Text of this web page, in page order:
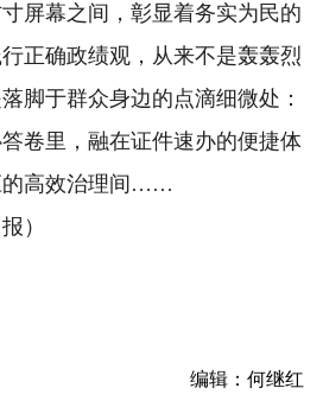
幕之间，彰显着务实为民的
正确政绩观，从来不是轰轰烈
脚于群众身边的点滴细微处：
卷里，融在证件速办的便捷体
的高效治理间……
）
编辑：何继红